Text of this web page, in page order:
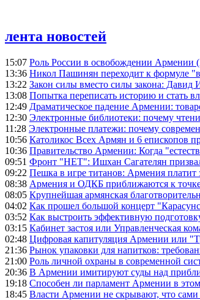
лента новостей
15:07 Роль России в освобождении
13:36 Никол Пашинян переходит к формуле
13:22 Закон силы вместо силы закона:
13:08 Попытка переписать историю и стать
12:49 Драматическое падение Армении:
12:30 Электронные библиотеки: почему
11:28 Электронные платежи: почему
10:56 Католикос Всех Армян и 6 епископов
10:36 Правительство Армении: Когда
09:51 Фронт "НЕТ": Ишхан Сагателян
09:22 Пешка в игре титанов: Армения
08:38 Армения и ОДКБ приближаются к точке
08:05 Крупнейшая армянская
04:02 Как прошел большой концерт
03:52 Как выстроить эффективную
03:15 Кабинет застоя или Управленческая
02:48 Цифровая капитуляция Армении или
21:36 Рынок упаковки для напитков:
21:00 Роль личной охраны в современной
20:36 В Армении имитируют суды над
19:18 Способен ли парламент Армении в
18:45 Власти Армении не скрывают, что